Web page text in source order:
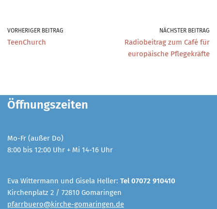
VORHERIGER BEITRAG
TeenChurch
NÄCHSTER BEITRAG
Radiobeitrag zum Café für
europäische Pflegekräfte
Öffnungszeiten
Mo-Fr (außer Do)
8:00 bis 12:00 Uhr + Mi 14-16 Uhr
Eva Wittermann und Gisela Heller: Tel 07072 910410
Kirchenplatz 2 / 72810 Gomaringen
pfarrbuero@kirche-gomaringen.de